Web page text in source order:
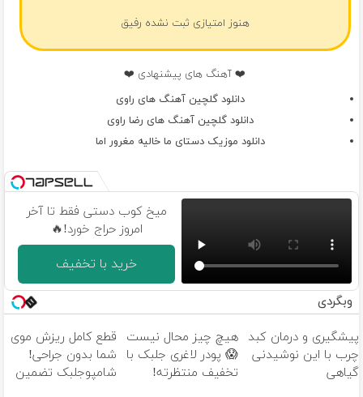
هنوز امتیازی ثبت نشده رفیق
❤️ آهنگ های پیشنهادی ❤️
دانلود گلچین آهنگ های راوی
دانلود گلچین آهنگ های رضا راوی
دانلود موزیک دستای ما خالیه مغرور اما
میخ کوب دستی فقط تا آخر
امروز حراج خورد!🔥
خرید با تخفیف
وبگردی
پیشگیری و درمان کبد
چرب با این نوشیدنی
گیاهی
هیچ چیز محال نیست
😱 پودر لاغری جلبک با
تخفیف منتظرته!
قطع کامل ریزش موی
شما بدون جراحی!
شامپوجلبک تضمین